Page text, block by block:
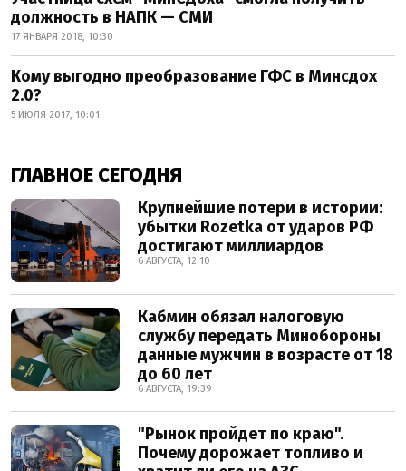
должность в НАПК — СМИ
17 ЯНВАРЯ 2018, 10:30
Кому выгодно преобразование ГФС в Минсдох
2.0?
5 ИЮЛЯ 2017, 10:01
ГЛАВНОЕ СЕГОДНЯ
Крупнейшие потери в истории:
убытки Rozetka от ударов РФ
достигают миллиардов
6 АВГУСТА, 12:10
Кабмин обязал налоговую
службу передать Минобороны
данные мужчин в возрасте от 18
до 60 лет
6 АВГУСТА, 19:39
"Рынок пройдет по краю".
Почему дорожает топливо и